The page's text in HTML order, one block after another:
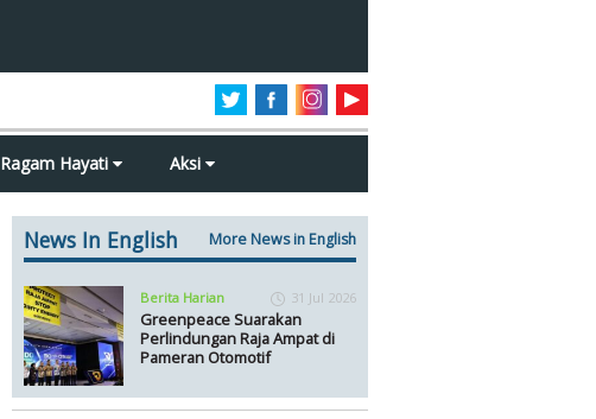
Ragam Hayati Aksi
News In English More News in English
Berita Harian 31 Jul 2026
Greenpeace Suarakan
Perlindungan Raja Ampat di
Pameran Otomotif